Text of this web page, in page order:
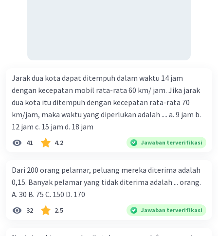
Jarak dua kota dapat ditempuh dalam waktu 14 jam
dengan kecepatan mobil rata-rata 60 km/ jam. Jika jarak
dua kota itu ditempuh dengan kecepatan rata-rata 70
km/jam, maka waktu yang diperlukan adalah .... a. 9 jam b.
12 jam c. 15 jam d. 18 jam
41 4.2 Jawaban terverifikasi
Dari 200 orang pelamar, peluang mereka diterima adalah
0,15. Banyak pelamar yang tidak diterima adalah ... orang.
A. 30 B. 75 C. 150 D. 170
32 2.5 Jawaban terverifikasi